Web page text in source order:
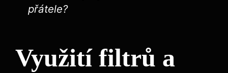
přátele?
Využití filtrů a